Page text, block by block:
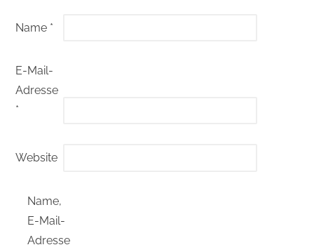
Name *
E-Mail-
Adresse
*
Website
Name,
E-Mail-
Adresse